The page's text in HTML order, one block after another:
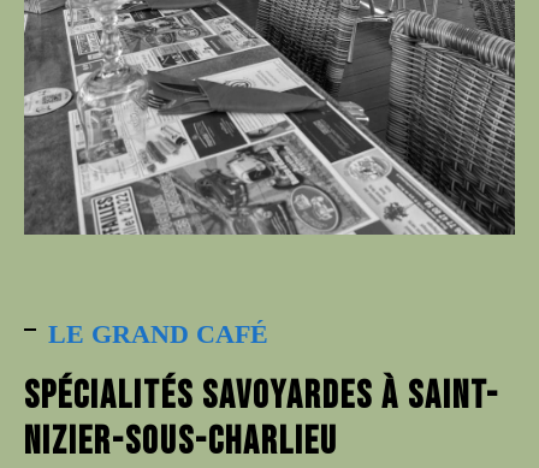
LE GRAND CAFÉ
SPÉCIALITÉS SAVOYARDES À SAINT-
NIZIER-SOUS-CHARLIEU